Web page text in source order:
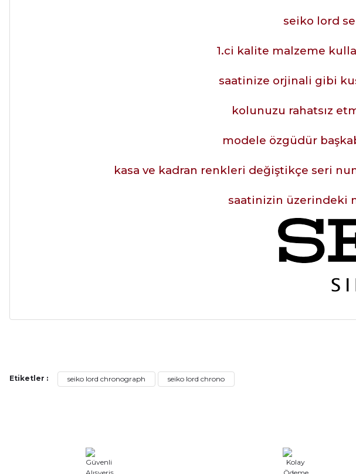
seiko lord
1.ci kalite malzeme
saatinize orjinali gibi
kolunuzu rahatsız
modele özgüdür
kasa ve kadran renkleri değiştikçe seri
saatinizin üzerindeki
Serdar Keskin | 19/05/2026
Swatch yos Model saatime aldim arayip teyit aldiktan sonra yolladılar saatimede tam oldu
Etiketler : seiko lord chronograph seiko lord chrono